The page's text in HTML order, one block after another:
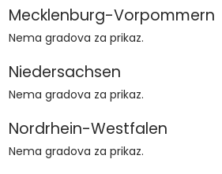
Mecklenburg-Vorpommern
Nema gradova za prikaz.
Niedersachsen
Nema gradova za prikaz.
Nordrhein-Westfalen
Nema gradova za prikaz.